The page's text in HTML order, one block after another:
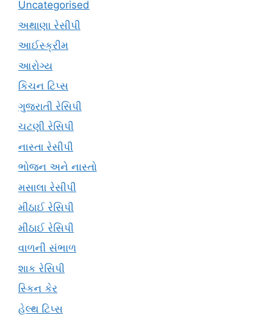
Uncategorised
અથાણા રેસીપી
આઈસ્ક્રીમ
આરોગ્ય
કિચન ટિપ્સ
ગુજરાતી રેસિપી
ચટણી રેસિપી
નાસ્તા રેસીપી
ભોજન અને નાસ્તો
મસાલા રેસીપી
મીઠાઈ રેસિપી
મીઠાઈ રેસિપી
વાળની સંભાળ
શાક રેસિપી
સ્કિન કેર
હેલ્થ ટિપ્સ